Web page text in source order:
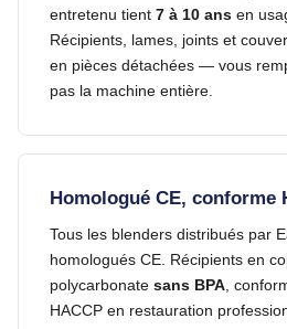
entretenu tient 7 à 10 ans en
Récipients, lames, joints et
en pièces détachées — vous
pas la machine entière.
Homologué CE, conforme
Tous les blenders distribués par
homologués CE. Récipients en
polycarbonate sans BPA ,
HACCP en restauration